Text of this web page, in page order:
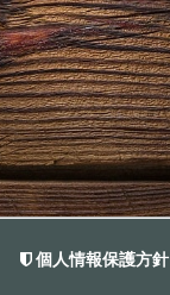
個人情報保護方針